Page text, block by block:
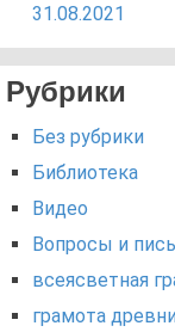
31.08.2021
Рубрики
Без рубрики
Библиотека
Видео
Вопросы и
всеясветная
грамота